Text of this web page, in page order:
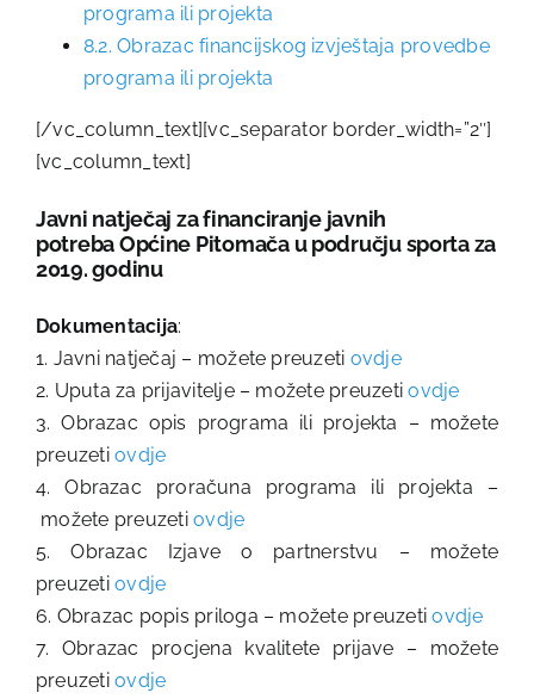
programa ili projekta
8.2. Obrazac financijskog izvještaja provedbe
programa ili projekta
[/vc_column_text][vc_separator border_width=”2″]
[vc_column_text]
Javni natječaj za financiranje javnih
potrebaOpćine Pitomača u području sporta za
2019. godinu
Dokumentacija:
1. Javni natječaj – možete preuzeti ovdje
2. Uputa za prijavitelje – možete preuzetiovdje
3. Obrazac opis programa ili projekta – možete
preuzetiovdje
4. Obrazac proračuna programa ili projekta –
možete preuzetiovdje
5. Obrazac Izjave o partnerstvu – možete
preuzetiovdje
6. Obrazac popis priloga – možete preuzetiovdje
7. Obrazac procjena kvalitete prijave – možete
preuzetiovdje